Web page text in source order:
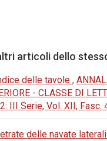
articoli dello
delle tavole ,
- CLASSE DI
III Serie, Vol. XII, Fasc.
delle navate laterali